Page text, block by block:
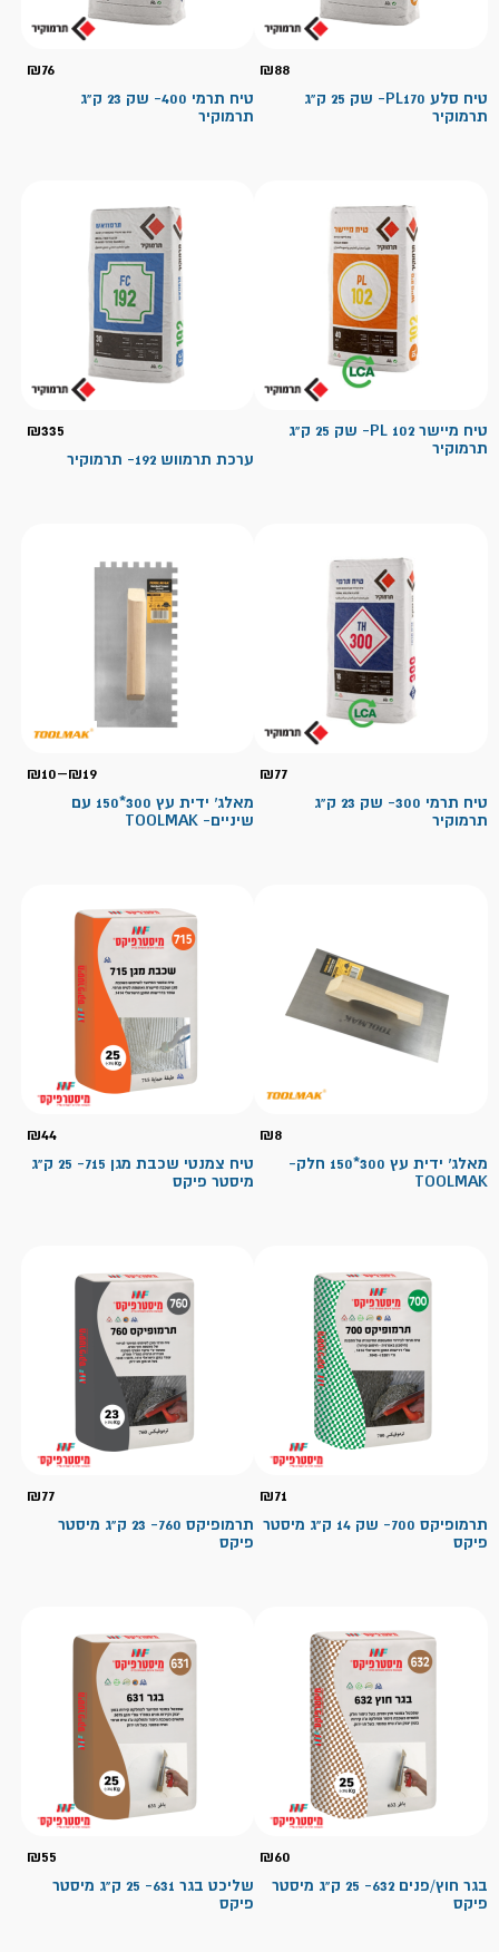
₪88
טיח סלע PL170- שק 25 ק"ג
תרמוקיר
₪76
טיח תרמי 400- שק 23 ק"ג
תרמוקיר
טיח מיישר PL 102- שק 25 ק"ג
תרמוקיר
₪335
ערכת תרמווש 192- תרמוקיר
₪77
טיח תרמי 300- שק 23 ק"ג
תרמוקיר
₪10–₪19
מאלג' ידית עץ 300*150 עם
שיניים- TOOLMAK
₪8
מאלג' ידית עץ 300*150 חלק-
TOOLMAK
₪44
טיח צמנטי שכבת מגן 715- 25 ק"ג
מיסטר פיקס
₪71
תרמופיקס 700- שק 14 ק"ג מיסטר
פיקס
₪77
תרמופיקס 760- 23 ק"ג מיסטר
פיקס
₪60
בגר חוץ/פנים 632- 25 ק"ג מיסטר
פיקס
₪55
שליכט בגר 631- 25 ק"ג מיסטר
פיקס